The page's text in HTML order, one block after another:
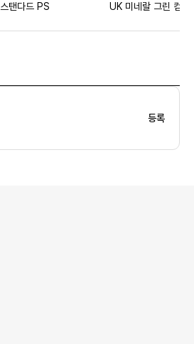
스탠다드 PS
UK 미네랄 그린 컴프
등록